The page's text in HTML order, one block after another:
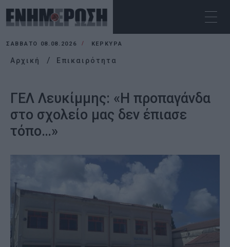
ΣΆΒΒΑΤΟ 08.08.2026 ΚΕΡΚΥΡΑ
Αρχική Επικαιρότητα
ΓΕΛ Λευκίμμης: «Η προπαγάνδα
στο σχολείο μας δεν έπιασε
τόπο…»